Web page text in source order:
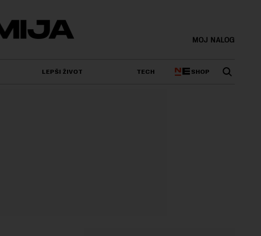
MOJ NALOG
LEPŠI ŽIVOT TECH SHOP